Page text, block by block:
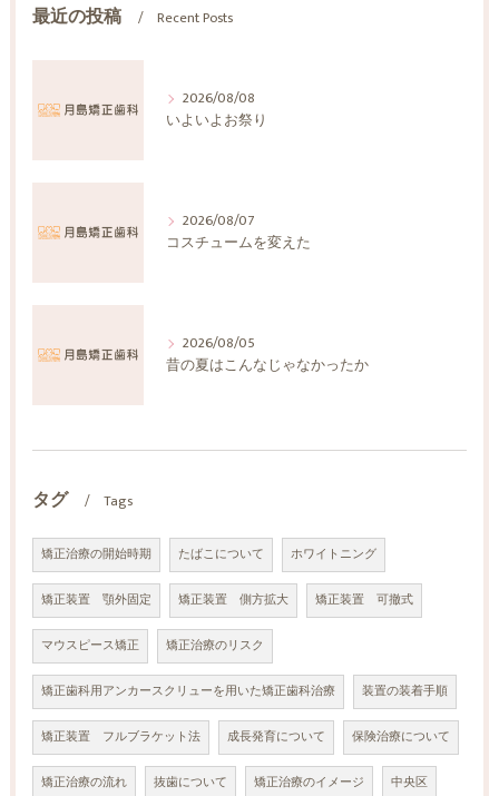
最近の投稿 Recent Posts
2026/08/08
いよいよお祭り
2026/08/07
コスチュームを変えた
2026/08/05
昔の夏はこんなじゃなかったか
タグ Tags
矯正治療の開始時期 たばこについて ホワイトニング
矯正装置 顎外固定 矯正装置 側方拡大 矯正装置 可撤式
マウスピース矯正 矯正治療のリスク
矯正歯科用アンカースクリューを用いた矯正歯科治療 装置の装着手順
矯正装置 フルブラケット法 成長発育について 保険治療について
矯正治療の流れ 抜歯について 矯正治療のイメージ 中央区